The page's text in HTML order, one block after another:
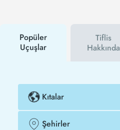
alabilirsiniz.
Popüler
Uçuşlar
Tiflis
Hakkında
Kıtalar
Şehirler